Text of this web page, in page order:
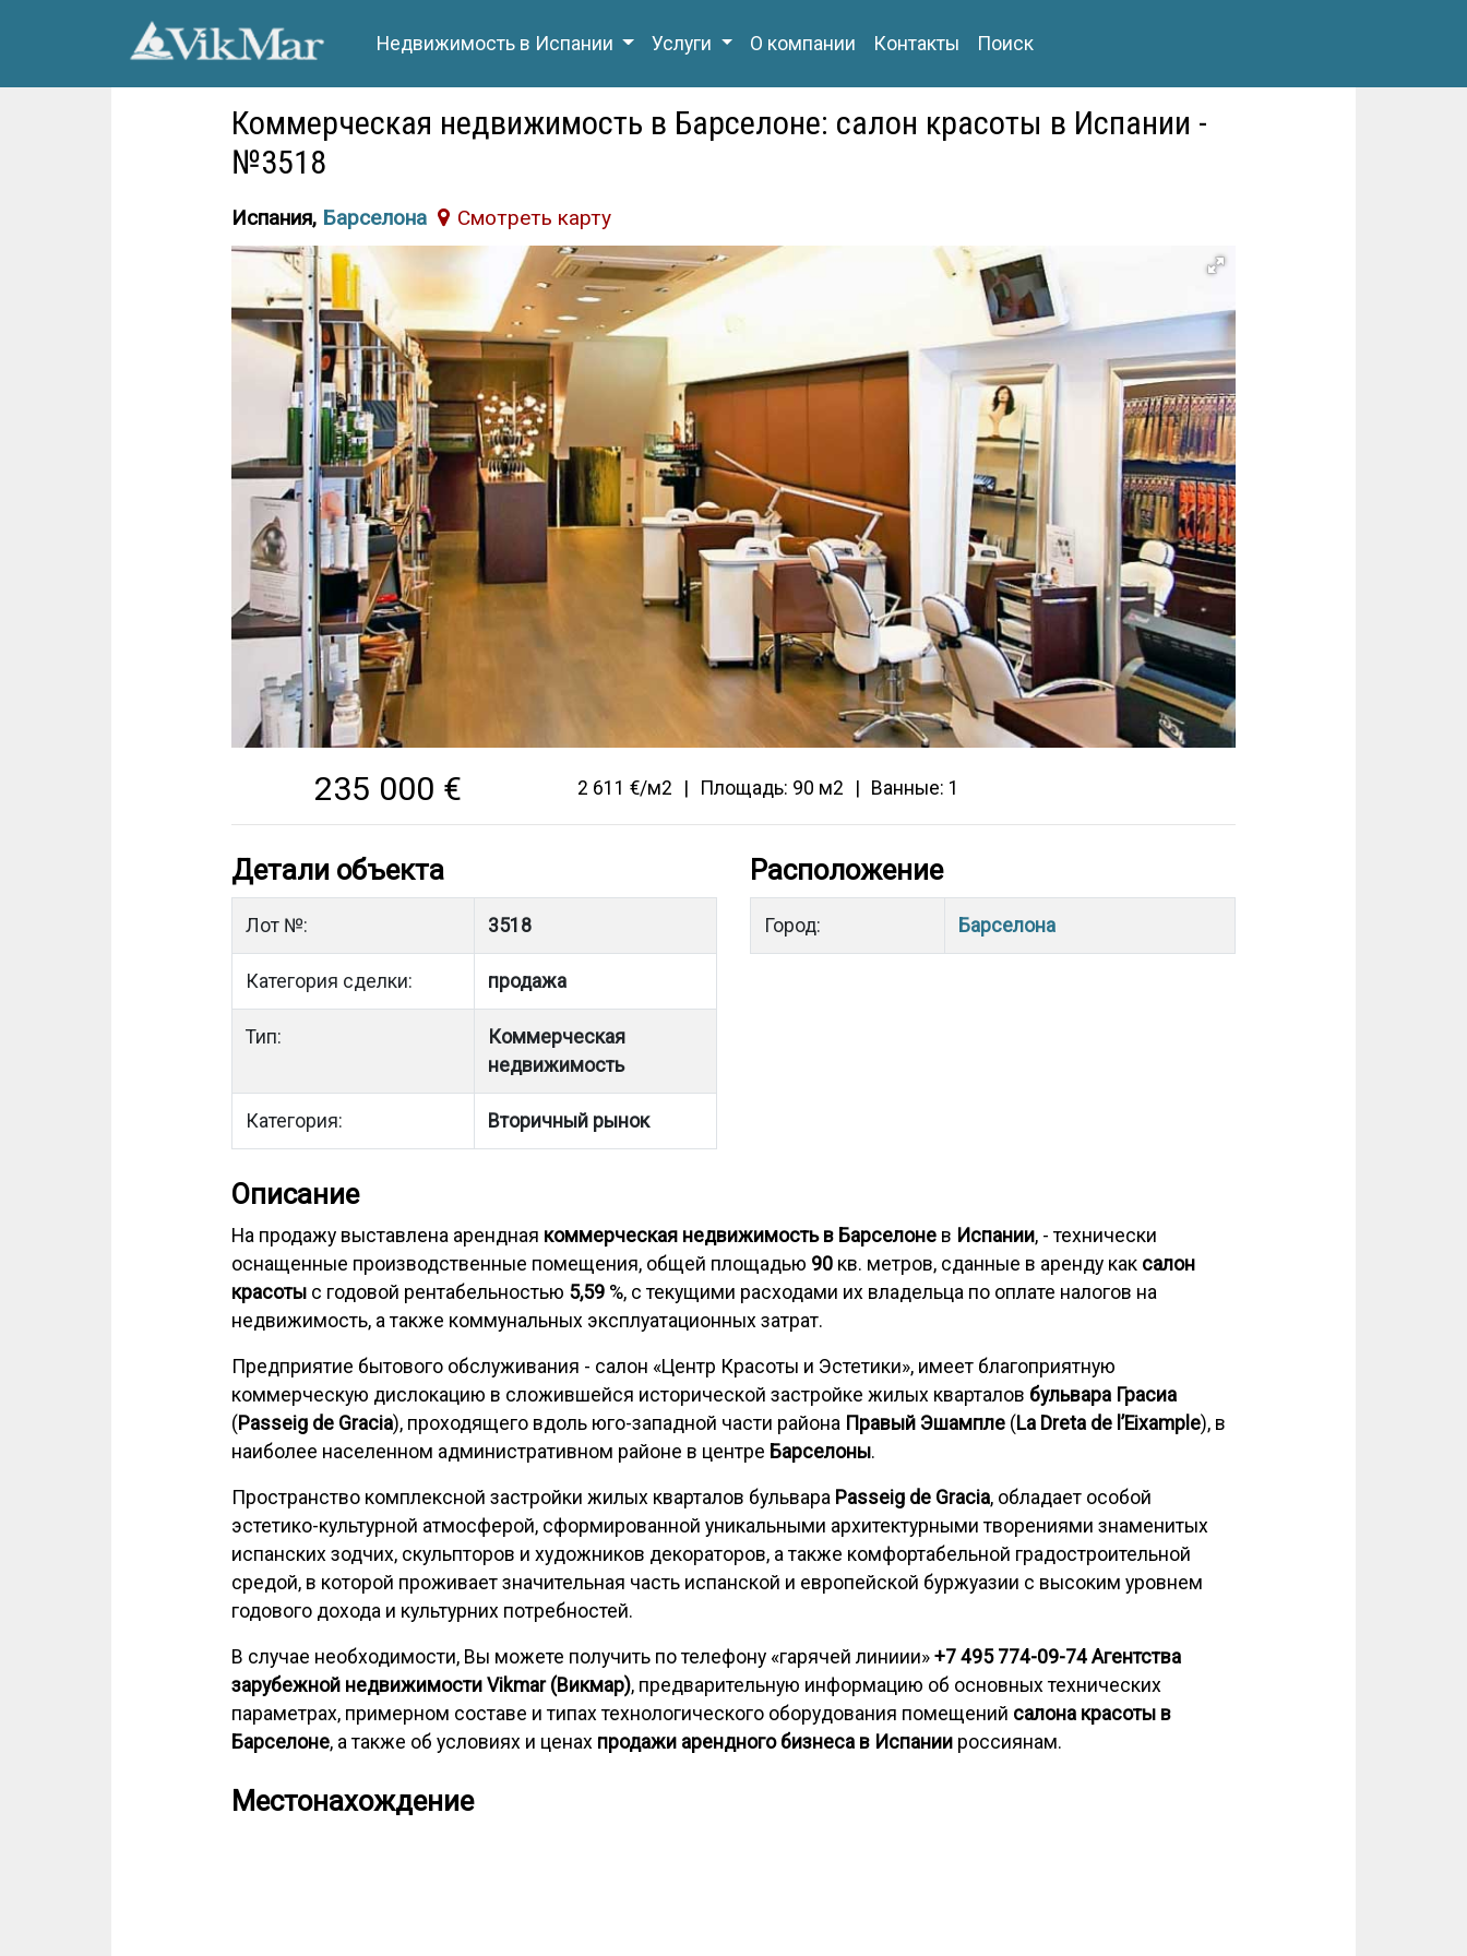
Недвижимость в Испании Услуги О компании Контакты Поиск
Коммерческая недвижимость в Барселоне: салон красоты в Испании -
№3518
Испания, Барселона Cмотреть карту
235 000 € 2 611 €/м2 Площадь: 90 м2 Ванные: 1
Детали объекта
Лот №: 3518
Категория сделки: продажа
Тип:
Коммерческая
недвижимость
Категория: Вторичный рынок
Расположение
Город: Барселона
Описание
На продажу выставлена арендная коммерческая недвижимость в Барселоне в Испании, - технически
оснащенные производственные помещения, общей площадью 90 кв. метров, сданные в аренду как салон
красоты с годовой рентабельностью 5,59 %, с текущими расходами их владельца по оплате налогов на
недвижимость, а также коммунальных эксплуатационных затрат.
Предприятие бытового обслуживания - салон «Центр Красоты и Эстетики», имеет благоприятную
коммерческую дислокацию в сложившейся исторической застройке жилых кварталов бульвара Грасиа
( Passeig de Gracia), проходящего вдоль юго-западной части района Правый Эшампле ( La Dreta de l’Eixample), в
наиболее населенном административном районе в центре Барселоны.
Пространство комплексной застройки жилых кварталов бульвара Passeig de Gracia, обладает особой
эстетико-культурной атмосферой, сформированной уникальными архитектурными творениями знаменитых
испанских зодчих, скульпторов и художников декораторов, а также комфортабельной градостроительной
средой, в которой проживает значительная часть испанской и европейской буржуазии с высоким уровнем
годового дохода и культурних потребностей.
В случае необходимости, Вы можете получить по телефону «гарячей линиии» +7 495 774-09-74 Агентства
зарубежной недвижимости Vikmar (Викмар), предварительную информацию об основных технических
параметрах, примерном составе и типах технологического оборудования помещений салона красоты в
Барселоне, а также об условиях и ценах продажи арендного бизнеса в Испании россиянам.
Местонахождение